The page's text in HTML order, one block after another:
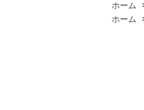
ホーム
ホーム